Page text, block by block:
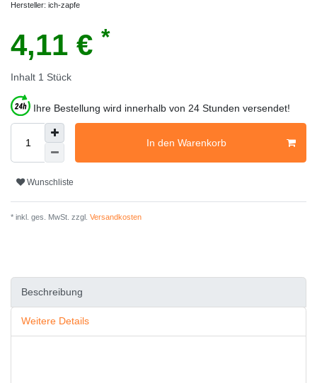
Hersteller: ich-zapfe
4,11 € *
Inhalt 1 Stück
Ihre Bestellung wird innerhalb von 24 Stunden versendet!
In den Warenkorb
Wunschliste
* inkl. ges. MwSt. zzgl. Versandkosten
Beschreibung
Weitere Details